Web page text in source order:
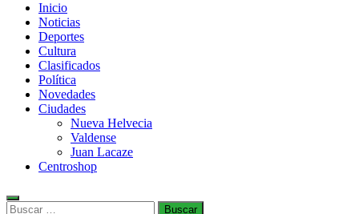
Rosario Web
Todas la noticias de Rosario y la zona
Inicio
Noticias
Deportes
Cultura
Clasificados
Política
Novedades
Ciudades
Nueva Helvecia
Valdense
Juan Lacaze
Centroshop
Buscar: